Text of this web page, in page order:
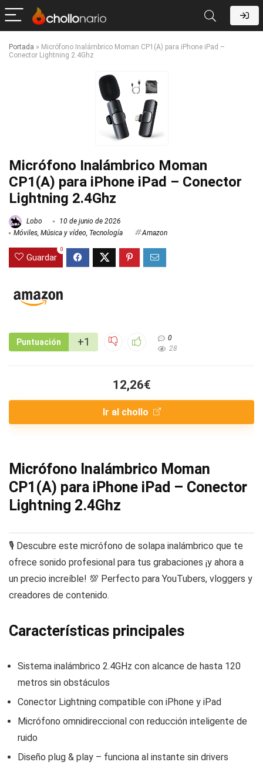
Portada » Micrófono Inalámbrico Moman CP1(A) para iPhone iPad –
Conector Lightning 2.4Ghz
Micrófono Inalámbrico Moman
CP1(A) para iPhone iPad – Conector
Lightning 2.4Ghz
Lobo
10 de junio de 2026
Móviles, Música y vídeo, Tecnología Amazon
Guardar
0
Puntuación +1
0
28
12,26€
Ir al chollo
Micrófono Inalámbrico Moman
CP1(A) para iPhone iPad – Conector
Lightning 2.4Ghz
🎙️ Descubre este micrófono de solapa inalámbrico que te
ofrece sonido profesional para tus grabaciones ¡y ahora a
un precio increíble! 💯 Perfecto para YouTubers, vloggers y
creadores de contenido.
Características principales
Sistema inalámbrico 2.4GHz con alcance de hasta 120
metros sin obstáculos
Conector Lightning compatible con iPhone y iPad
Micrófono omnidireccional con reducción inteligente de
ruido
Diseño plug & play – funciona al instante sin drivers